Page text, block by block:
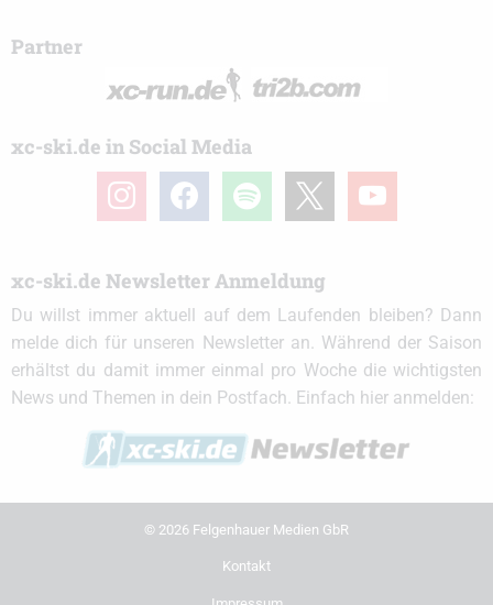
Partner
xc-ski.de in Social Media
instagramfacebook spotify youtube
xc-ski.de Newsletter Anmeldung
Du willst immer aktuell auf dem Laufenden bleiben? Dann
melde dich für unseren Newsletter an. Während der Saison
erhältst du damit immer einmal pro Woche die wichtigsten
News und Themen in dein Postfach. Einfach hier anmelden:
© 2026 Felgenhauer Medien GbR
Kontakt